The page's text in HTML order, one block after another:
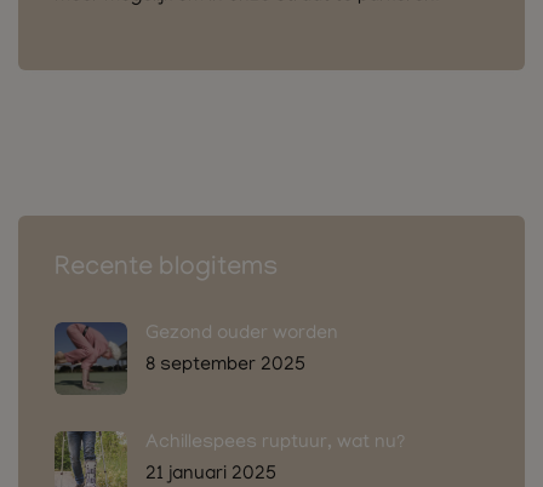
Recente blogitems
Gezond ouder worden
8 september 2025
Achillespees ruptuur, wat nu?
21 januari 2025